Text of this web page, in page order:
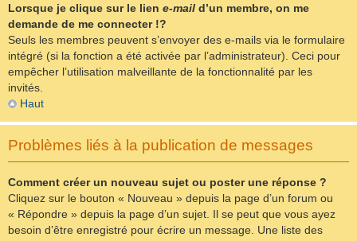
Lorsque je clique sur le lien e-mail d’un membre, on me
demande de me connecter !?
Seuls les membres peuvent s’envoyer des e-mails via le formulaire
intégré (si la fonction a été activée par l’administrateur). Ceci pour
empêcher l’utilisation malveillante de la fonctionnalité par les
invités.
Haut
Problèmes liés à la publication de messages
Comment créer un nouveau sujet ou poster une réponse ?
Cliquez sur le bouton « Nouveau » depuis la page d’un forum ou
« Répondre » depuis la page d’un sujet. Il se peut que vous ayez
besoin d’être enregistré pour écrire un message. Une liste des